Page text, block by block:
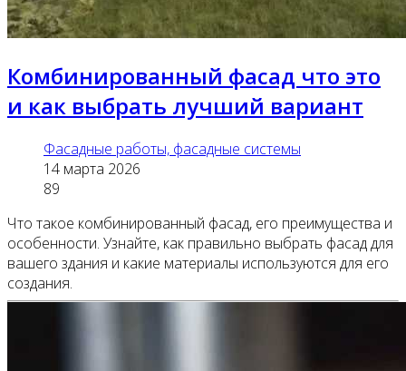
Комбинированный фасад что это
и как выбрать лучший вариант
Фасадные работы, фасадные системы
14 марта 2026
89
Что такое комбинированный фасад, его преимущества и
особенности. Узнайте, как правильно выбрать фасад для
вашего здания и какие материалы используются для его
создания.